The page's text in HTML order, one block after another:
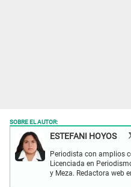
SOBRE EL AUTOR:
ESTEFANI HOYOS
Periodista con amplios
Licenciada en
y Meza. Redactora web